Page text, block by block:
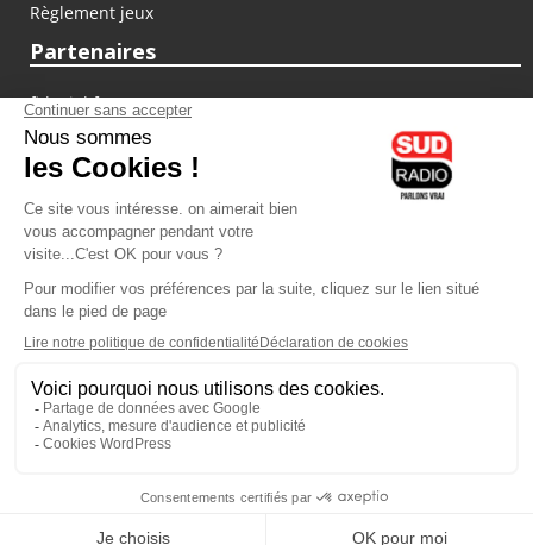
Règlement jeux
Partenaires
fiducial.fr
lyoncapitale.fr
olympique-et-lyonnais.com
L'application Iphone / Android
Téléchargez l'application
Les cookies
Gestion des cookies
Crédit photos : ©Sud Radio / Pierre Olivier
Jacques Pessis